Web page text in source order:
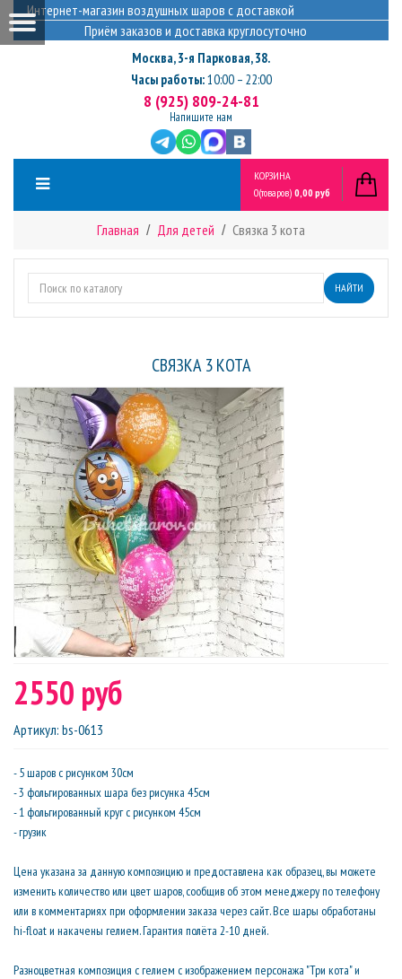
Интернет-магазин воздушных шаров с доставкой
Приём заказов и доставка круглосуточно
Москва,3-я Парковая, 38.
Часы работы:10:00 – 22:00
8 (925) 809-24-81
Напишите нам
КОРЗИНА
0(товаров) 0,00 руб
Главная Для детей Связка 3 кота
НАЙТИ
СВЯЗКА 3 КОТА
2550 руб
Артикул: bs-0613
- 5 шаров с рисунком 30см
- 3 фольгированных шара без рисунка 45см
- 1 фольгированный круг с рисунком 45см
- грузик
Цена указана за данную композицию и предоставлена как образец, вы можете
изменить количество или цвет шаров, сообщив об этом менеджеру по телефону
или в комментариях при оформлении заказа через сайт. Все шары обработаны
hi-float и накачены гелием. Гарантия полёта 2-10 дней.
Разноцветная композиция с гелием с изображением персонажа "Три кота" и